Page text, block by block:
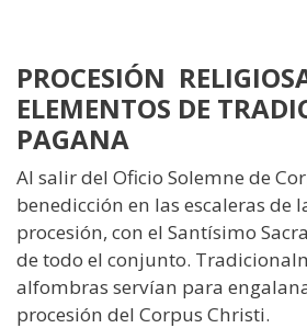
PROCESIÓN
ELEMENTOS DE
PAGANA
Al salir del Oficio Solemne de
benedicción en las escaleras de
procesión, con el Santísimo
de todo el conjunto.
alfombras servían para
procesión del Corpus Christi.